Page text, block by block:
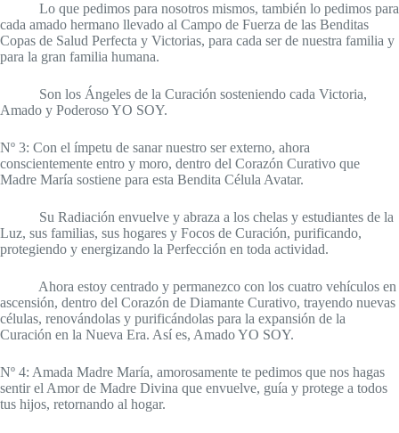
Lo que pedimos para nosotros mismos, también lo pedimos para
cada amado hermano llevado al Campo de Fuerza de las Benditas
Copas de Salud Perfecta y Victorias, para cada ser de nuestra familia y
para la gran familia humana.
Son los Ángeles de la Curación sosteniendo cada Victoria,
Amado y Poderoso YO SOY.
Nº 3: Con el ímpetu de sanar nuestro ser externo, ahora
conscientemente entro y moro, dentro del Corazón Curativo que
Madre María sostiene para esta Bendita Célula Avatar.
Su Radiación envuelve y abraza a los chelas y estudiantes de la
Luz, sus familias, sus hogares y Focos de Curación, purificando,
protegiendo y energizando la Perfección en toda actividad.
Ahora estoy centrado y permanezco con los cuatro vehículos en
ascensión, dentro del Corazón de Diamante Curativo, trayendo nuevas
células, renovándolas y purificándolas para la expansión de la
Curación en la Nueva Era. Así es, Amado YO SOY.
Nº 4: Amada Madre María, amorosamente te pedimos que nos hagas
sentir el Amor de Madre Divina que envuelve, guía y protege a todos
tus hijos, retornando al hogar.